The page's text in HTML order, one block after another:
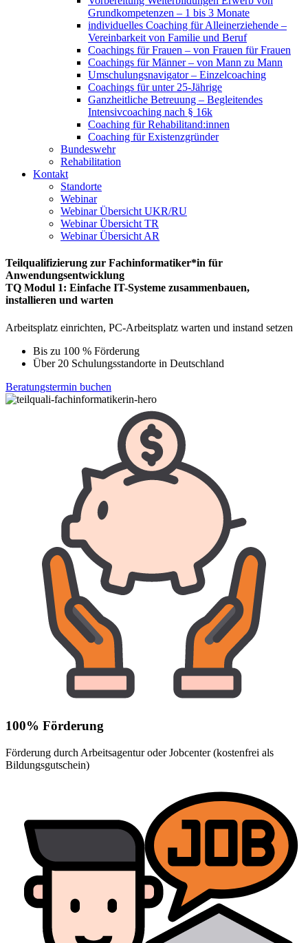
Grundkompetenzen – 1 bis 3 Monate
individuelles Coaching für Alleinerziehende –
Vereinbarkeit von Familie und Beruf
Coachings für Frauen – von Frauen für Frauen
Coachings für Männer – von Mann zu Mann
Umschulungsnavigator – Einzelcoaching
Coachings für unter 25-Jährige
Ganzheitliche Betreuung – Begleitendes
Intensivcoaching nach § 16k
Coaching für Rehabilitand:innen
Coaching für Existenzgründer
Bundeswehr
Rehabilitation
Kontakt
Standorte
Webinar
Webinar Übersicht UKR/RU
Webinar Übersicht TR
Webinar Übersicht AR
Teilqualifizierung zur Fachinformatiker*in für
Anwendungsentwicklung
TQ Modul 1: Einfache IT-Systeme zusammenbauen,
installieren und warten
Arbeitsplatz einrichten, PC-Arbeitsplatz warten und instand setzen
Bis zu 100 % Förderung
Über 20 Schulungsstandorte in Deutschland
Beratungstermin buchen
100% Förderung
Förderung durch Arbeitsagentur oder Jobcenter (kostenfrei als
Bildungsgutschein)